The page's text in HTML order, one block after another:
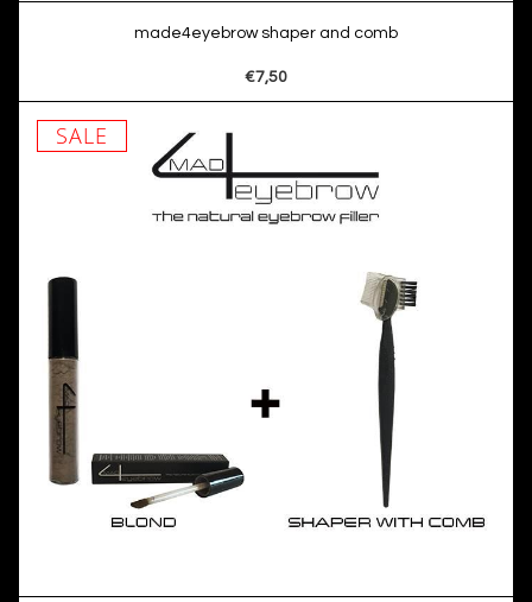
made4eyebrow shaper and comb
€7,50
SALE